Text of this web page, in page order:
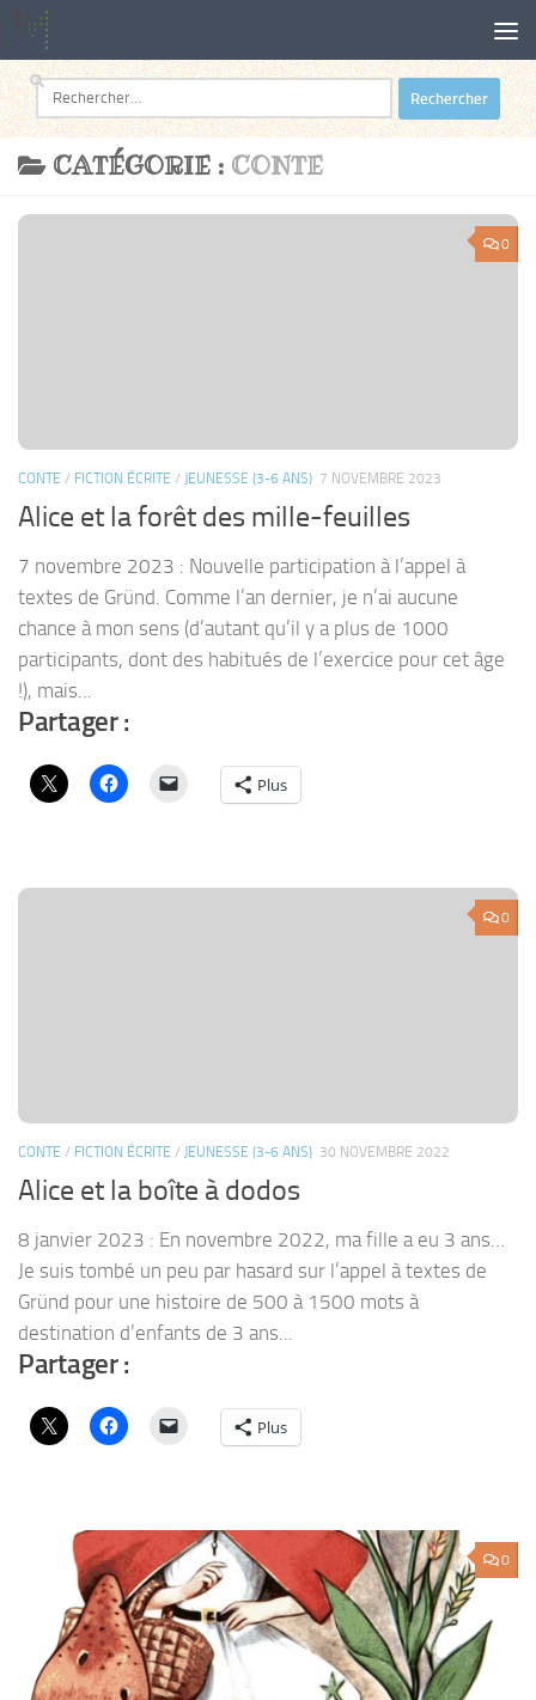
Au dessous du contenu
Rechercher :
CATÉGORIE : CONTE
0
CONTE / FICTION ÉCRITE / JEUNESSE (3-6 ANS) 7 NOVEMBRE 2023
Alice et la forêt des mille-feuilles
7 novembre 2023 : Nouvelle participation à l’appel à
textes de Gründ. Comme l’an dernier, je n’ai aucune
chance à mon sens (d’autant qu’il y a plus de 1000
participants, dont des habitués de l’exercice pour cet âge
!), mais...
Partager :
Plus
0
CONTE / FICTION ÉCRITE / JEUNESSE (3-6 ANS) 30 NOVEMBRE 2022
Alice et la boîte à dodos
8 janvier 2023 : En novembre 2022, ma fille a eu 3 ans…
Je suis tombé un peu par hasard sur l’appel à textes de
Gründ pour une histoire de 500 à 1500 mots à
destination d’enfants de 3 ans...
Partager :
Plus
0